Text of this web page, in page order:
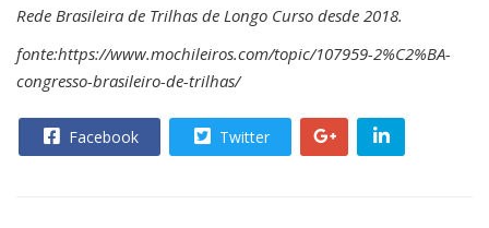
Rede Brasileira de Trilhas de Longo Curso desde 2018.
fonte:https://www.mochileiros.com/topic/107959-2%C2%BA-
congresso-brasileiro-de-trilhas/
Facebook Twitter